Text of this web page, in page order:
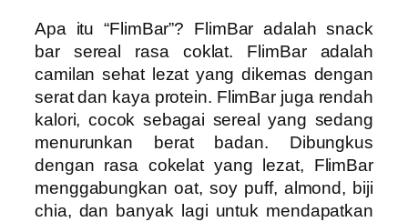
Apa itu “FlimBar”? FlimBar adalah snack
bar sereal rasa coklat. FlimBar adalah
camilan sehat lezat yang dikemas dengan
serat dan kaya protein. FlimBar juga rendah
kalori, cocok sebagai sereal yang sedang
menurunkan berat badan. Dibungkus
dengan rasa cokelat yang lezat, FlimBar
menggabungkan oat, soy puff, almond, biji
chia, dan banyak lagi untuk mendapatkan